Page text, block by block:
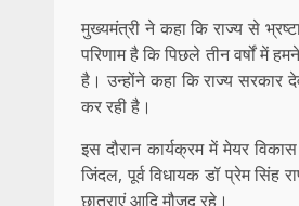
मुख्यमंत्री ने कहा कि राज्य से
परिणाम है कि पिछले तीन वर्षों में
है। उन्होंने कहा कि राज्य सरकार
कर रही है।
इस दौरान कार्यक्रम में मेयर
जिंदल, पूर्व विधायक डॉ प्रेम सिंह
छात्राएं आदि मौजूद रहे।